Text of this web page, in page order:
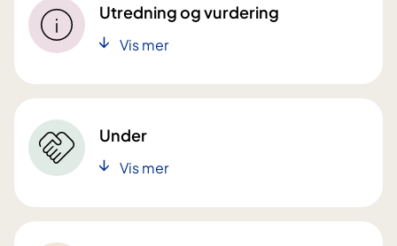
Utredning og vurdering
Vis mer
Under
Vis mer